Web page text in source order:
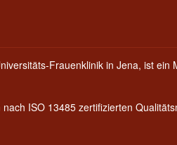
Frauenklinik in Jena, ist
ISO 13485 zertifizierten